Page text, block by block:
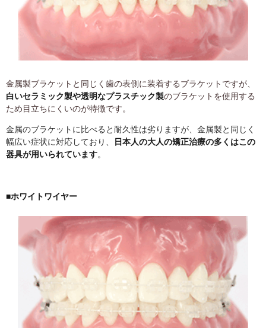
金属製ブラケットと同じく歯の表側に装着するブラケットですが、
白いセラミック製や透明なプラスチック製のブラケットを使用する
ため目立ちにくいのが特徴です。
金属のブラケットに比べると耐久性は劣りますが、金属製と同じく
幅広い症状に対応しており、
日本人の大人の矯正治療の多くはこの
器具が用いられています。
■ホワイトワイヤー